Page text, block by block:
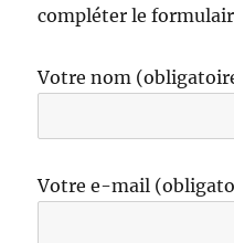
compléter le
Votre nom
Votre e-mail